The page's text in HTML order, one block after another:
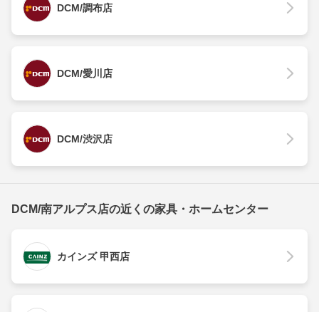
DCM/調布店
DCM/愛川店
DCM/渋沢店
DCM/南アルプス店の近くの家具・ホームセンター
カインズ 甲西店